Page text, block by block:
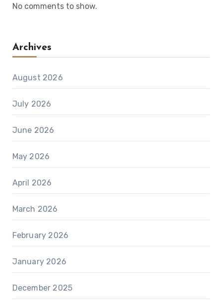
No comments to show.
Archives
August 2026
July 2026
June 2026
May 2026
April 2026
March 2026
February 2026
January 2026
December 2025